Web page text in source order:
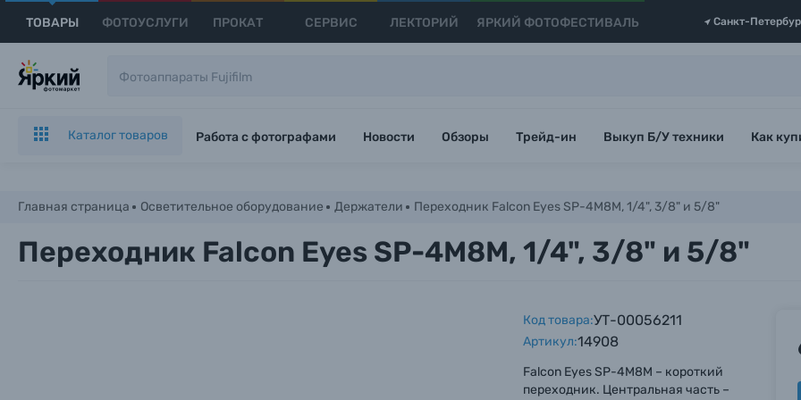
ТОВАРЫ ФОТОУСЛУГИ ПРОКАТ СЕРВИС ЛЕКТОРИЙ ЯРКИЙ ФОТОФЕСТИВАЛЬ Санкт-
Каталог товаров Работа с фотографами Новости Обзоры Трейд-ин Выкуп Б/У техники Как
Главная страница Осветительное оборудование Держатели Переходник Falcon Eyes SP-4M8M, 1/4", 3/8" и 5/8"
Переходник Falcon Eyes SP-4M8M, 1/4", 3/8" и 5/8"
Код товара:УТ-00056211
Артикул:14908
Falcon Eyes SP-4M8M – короткий
переходник. Центральная часть –